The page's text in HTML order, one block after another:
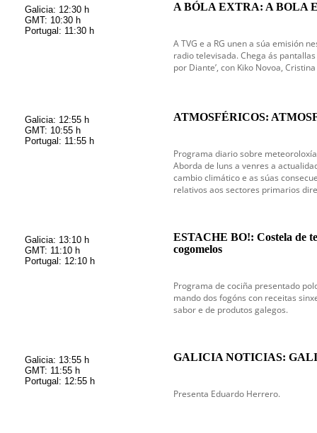
Galicia: 12:30 h
GMT: 10:30 h
Portugal: 11:30 h
A BÓLA EXTRA: A BOLA
A TVG e a RG unen a súa emisión
radio televisada. Chega ás
por Diante’, con Kiko Novoa,
Galicia: 12:55 h
GMT: 10:55 h
Portugal: 11:55 h
ATMOSFÉRICOS:
Programa diario sobre
Aborda de luns a venres a
cambio climático e as súas
relativos aos sectores primarios
Galicia: 13:10 h
GMT: 11:10 h
Portugal: 12:10 h
ESTACHE BO!: Costela de
cogomelos
Programa de cociña presentado
mando dos fogóns con receitas
sabor e de produtos galegos.
Galicia: 13:55 h
GMT: 11:55 h
Portugal: 12:55 h
GALICIA NOTICIAS:
Presenta Eduardo Herrero.